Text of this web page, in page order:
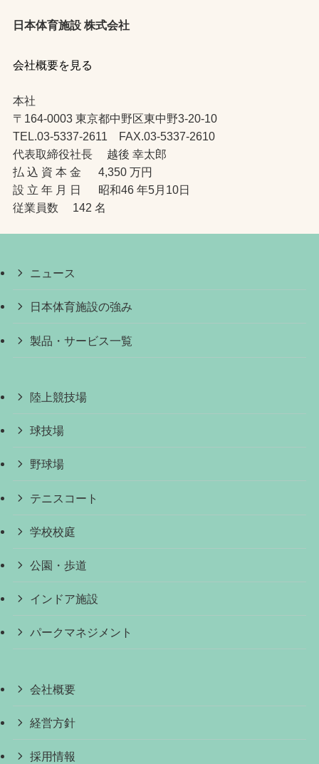
日本体育施設 株式会社
会社概要を見る
本社
〒164-0003 東京都中野区東中野3-20-10
TEL.03-5337-2611 FAX.03-5337-2610
代表取締役社長 越後 幸太郎
払 込 資 本 金 4,350 万円
設 立 年 月 日 昭和46 年5月10日
従業員数 142 名
ニュース
日本体育施設の強み
製品・サービス一覧
陸上競技場
球技場
野球場
テニスコート
学校校庭
公園・歩道
インドア施設
パークマネジメント
会社概要
経営方針
採用情報